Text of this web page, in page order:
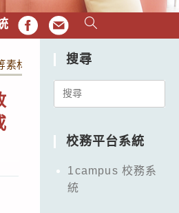
FB EMAIL
材下載連結，供各班妥善運用，
搜尋
Search
校務平台系統
1campus 校務系
統